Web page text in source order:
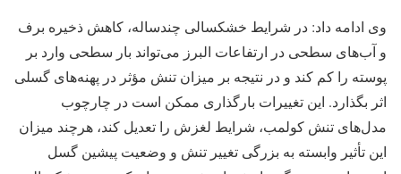
وی ادامه داد: در شرایط خشکسالی چندساله، کاهش ذخیره برف
و آب‌های سطحی در ارتفاعات البرز می‌تواند بار سطحی وارد بر
پوسته را کم کند و در نتیجه بر میزان تنش مؤثر در پهنه‌های گسلی
اثر بگذارد. این تغییرات بارگذاری ممکن است در چارچوب
مدل‌های تنش کولمب، شرایط لغزش را تعدیل کند، هرچند میزان
این تأثیر وابسته به بزرگی تغییر تنش و وضعیت پیشین گسل